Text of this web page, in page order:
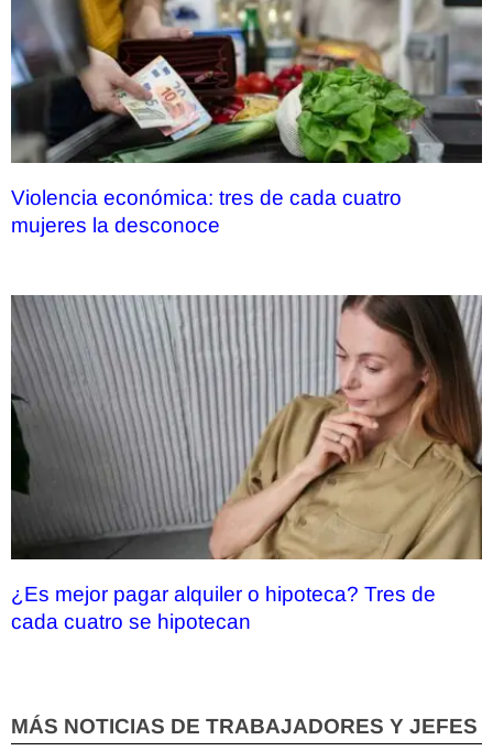
Violencia económica: tres de cada cuatro
mujeres la desconoce
¿Es mejor pagar alquiler o hipoteca? Tres de
cada cuatro se hipotecan
MÁS NOTICIAS DE TRABAJADORES Y JEFES